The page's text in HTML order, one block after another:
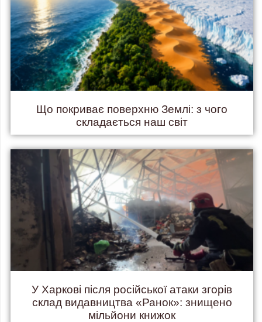
Що покриває поверхню Землі: з чого
складається наш світ
У Харкові після російської атаки згорів
склад видавництва «Ранок»: знищено
мільйони книжок